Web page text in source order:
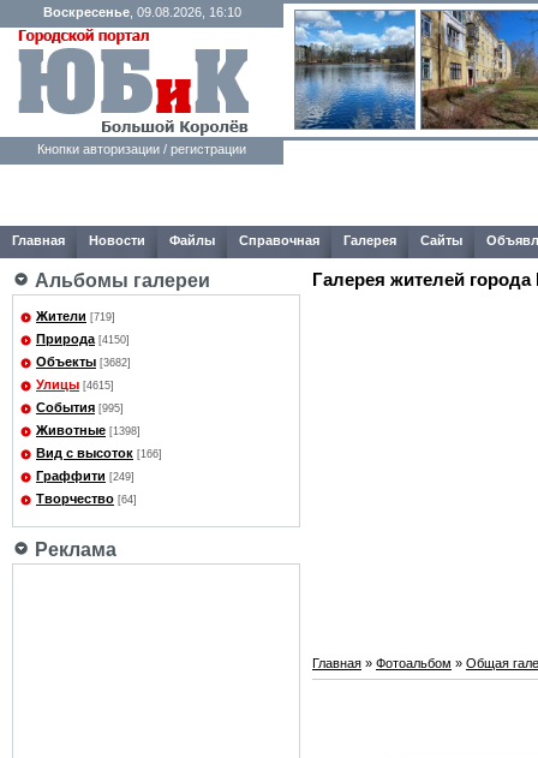
Воскресенье, 09.08.2026, 16:10
Кнопки авторизации / регистрации
Главная Новости Файлы Справочная Галерея Сайты
Альбомы галереи
Жители [719]
Природа [4150]
Объекты [3682]
Улицы [4615]
События [995]
Животные [1398]
Вид с высоток [166]
Граффити [249]
Творчество [64]
Реклама
Галерея жителей города
Главная » Фотоальбом » Общая